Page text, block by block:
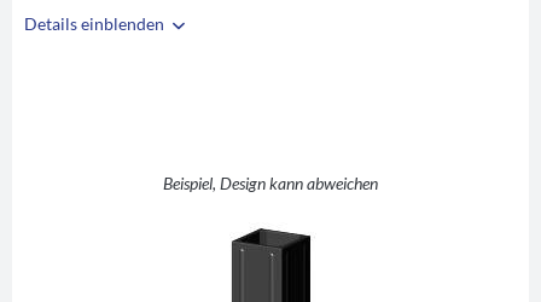
Details einblenden
Beispiel, Design kann abweichen